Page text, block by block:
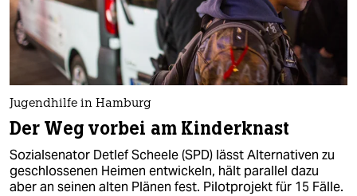
Jugendhilfe in Hamburg
Der Weg vorbei am Kinderknast
Sozialsenator Detlef Scheele (SPD) lässt Alternativen zu
geschlossenen Heimen entwickeln, hält parallel dazu
aber an seinen alten Plänen fest. Pilotprojekt für 15 Fälle.